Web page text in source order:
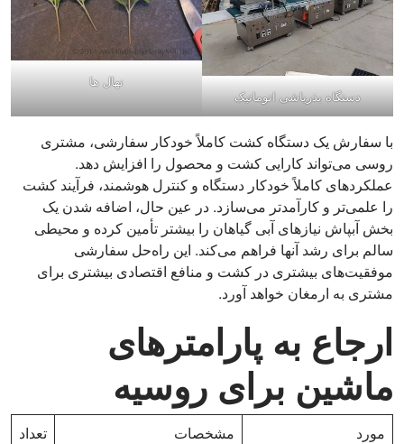
دستگاه بذرپاشی اتوماتیک
نهال ها
با سفارش یک دستگاه کشت کاملاً خودکار سفارشی، مشتری
روسی می‌تواند کارایی کشت و محصول را افزایش دهد.
عملکردهای کاملاً خودکار دستگاه و کنترل هوشمند، فرآیند کشت
را علمی‌تر و کارآمدتر می‌سازد. در عین حال، اضافه شدن یک
بخش آبپاش نیازهای آبی گیاهان را بیشتر تأمین کرده و محیطی
سالم برای رشد آنها فراهم می‌کند. این راه‌حل سفارشی
موفقیت‌های بیشتری در کشت و منافع اقتصادی بیشتری برای
مشتری به ارمغان خواهد آورد.
ارجاع به پارامترهای
ماشین برای روسیه
مورد مشخصات
تعداد